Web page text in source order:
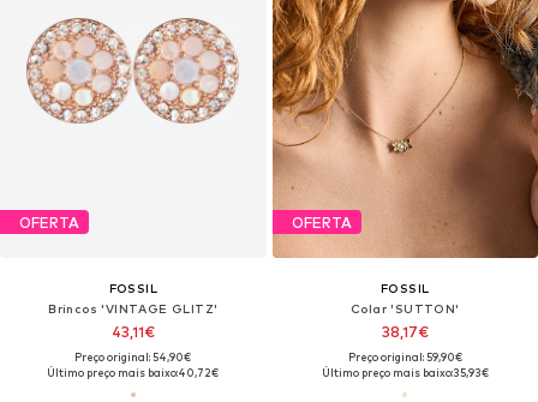
OFERTA
FOSSIL
Brincos 'VINTAGE GLITZ'
43,11€
Preço original: 54,90€
Último preço mais baixo:40,72€
OFERTA
FOSSIL
Colar 'SUTTON'
38,17€
Preço original: 59,90€
Último preço mais baixo:35,93€